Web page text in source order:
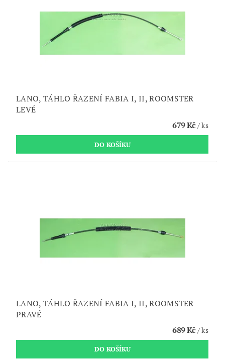
LANO, TÁHLO ŘAZENÍ FABIA I, II, ROOMSTER
LEVÉ
679 Kč/ ks
LANO, TÁHLO ŘAZENÍ FABIA I, II, ROOMSTER
PRAVÉ
689 Kč/ ks